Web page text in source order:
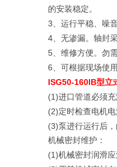
的安装稳定。
3、运行平稳、噪
4、无渗漏。轴封
5、维修方便。勿
6、可根据现场使
ISG50-160IB型立
(1)进口管道必须
(2)定时检查电机
(3)泵进行运行后
机械密封维护：
(1)机械密封润滑